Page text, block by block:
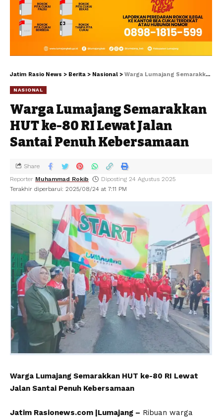
Jatim Rasio News > Berita > Nasional > Warga Lumajang Semarakkan HUT ke-80 RI Lewat Jalan Santai Penuh Kebersamaan
NASIONAL
Warga Lumajang Semarakkan
HUT ke-80 RI Lewat Jalan
Santai Penuh Kebersamaan
Terakhir diperbarui: 2025/08/24 at 7:11 PM
Reporter Muhammad Rokib Diposting 24 Agustus 2025
Share
Warga Lumajang Semarakkan HUT ke-80 RI Lewat
Jalan Santai Penuh Kebersamaan
Jatim Rasionews.com |Lumajang – Ribuan warga